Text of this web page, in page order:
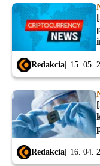
Redakcia 15. 05.
Redakcia 16. 04.